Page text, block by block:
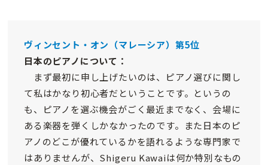
ヴィンセント・オン（マレーシア）第5位
日本のピアノについて：
まず最初に申し上げたいのは、ピアノ選びに関し
て私はかなり初心者だということです。というの
も、ピアノを選ぶ機会がごく最近までなく、会場に
ある楽器を弾くしかなかったのです。また日本のピ
アノのどこが優れているかを語れるような専門家で
はありませんが、Shigeru Kawaiは何か特別なもの